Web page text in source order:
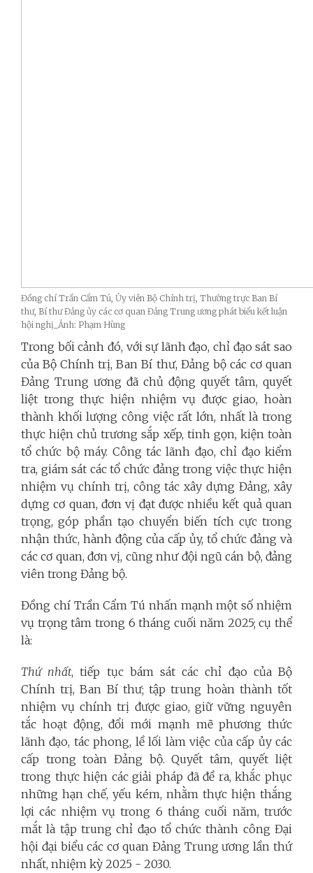
Đồng chí Trần Cẩm Tú, Ủy viên Bộ Chính trị, Thường trực Ban Bí
thư, Bí thư Đảng ủy các cơ quan Đảng Trung ương phát biểu kết luận
hội nghị_Ảnh: Phạm Hùng
Trong bối cảnh đó, với sự lãnh đạo, chỉ đạo sát sao
của Bộ Chính trị, Ban Bí thư, Đảng bộ các cơ quan
Đảng Trung ương đã chủ động quyết tâm, quyết
liệt trong thực hiện nhiệm vụ được giao, hoàn
thành khối lượng công việc rất lớn, nhất là trong
thực hiện chủ trương sắp xếp, tinh gọn, kiện toàn
tổ chức bộ máy. Công tác lãnh đạo, chỉ đạo kiểm
tra, giám sát các tổ chức đảng trong việc thực hiện
nhiệm vụ chính trị, công tác xây dựng Đảng, xây
dựng cơ quan, đơn vị đạt được nhiều kết quả quan
trọng, góp phần tạo chuyển biến tích cực trong
nhận thức, hành động của cấp ủy, tổ chức đảng và
các cơ quan, đơn vị, cũng như đội ngũ cán bộ, đảng
viên trong Đảng bộ.
Đồng chí Trần Cẩm Tú nhấn mạnh một số nhiệm
vụ trọng tâm trong 6 tháng cuối năm 2025; cụ thể
là:
Thứ nhất, tiếp tục bám sát các chỉ đạo của Bộ
Chính trị, Ban Bí thư; tập trung hoàn thành tốt
nhiệm vụ chính trị được giao, giữ vững nguyên
tắc hoạt động, đổi mới mạnh mẽ phương thức
lãnh đạo, tác phong, lề lối làm việc của cấp ủy các
cấp trong toàn Đảng bộ. Quyết tâm, quyết liệt
trong thực hiện các giải pháp đã đề ra, khắc phục
những hạn chế, yếu kém, nhằm thực hiện thắng
lợi các nhiệm vụ trong 6 tháng cuối năm, trước
mắt là tập trung chỉ đạo tổ chức thành công Đại
hội đại biểu các cơ quan Đảng Trung ương lần thứ
nhất, nhiệm kỳ 2025 - 2030.